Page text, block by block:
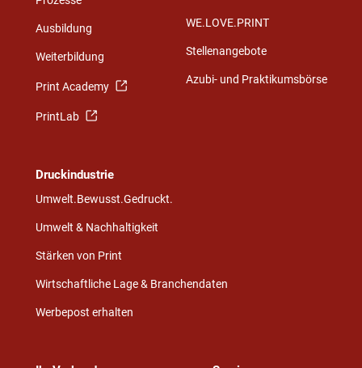
Ausbildung
Weiterbildung
Print Academy
PrintLab
WE.LOVE.PRINT
Stellenangebote
Azubi- und Praktikumsbörse
Druckindustrie
Umwelt.Bewusst.Gedruckt.
Umwelt & Nachhaltigkeit
Stärken von Print
Wirtschaftliche Lage & Branchendaten
Werbepost erhalten